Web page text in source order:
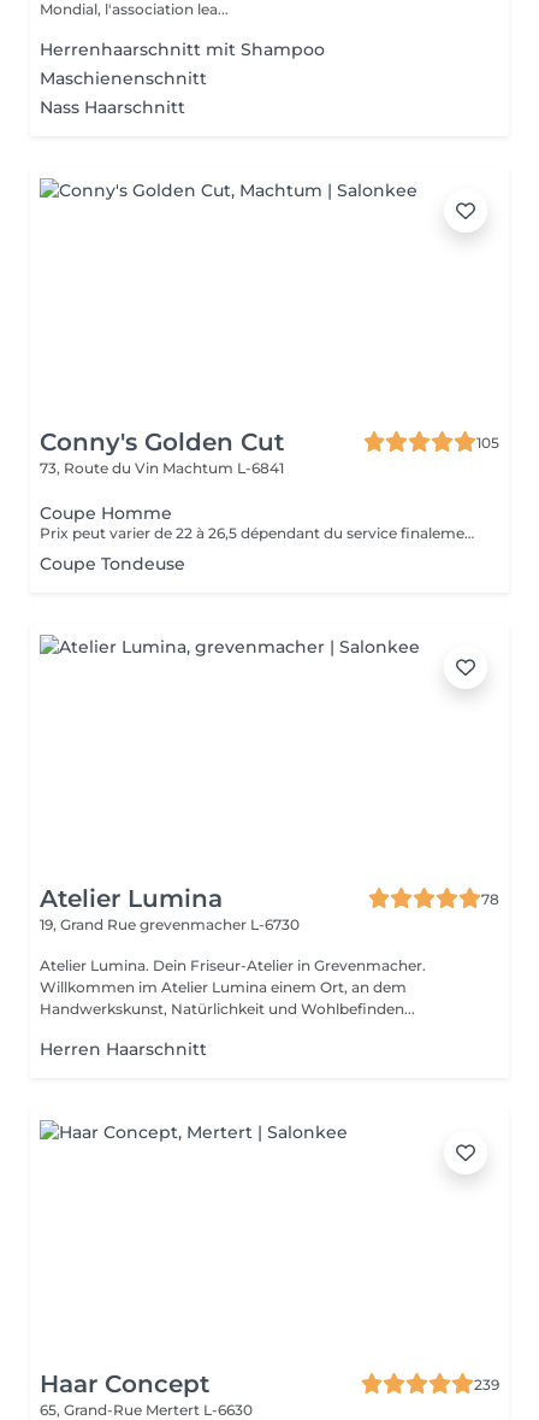
Mondial, l'association lea...
Herrenhaarschnitt mit Shampoo
Maschienenschnitt
Nass Haarschnitt
Conny's Golden Cut
105
73, Route du Vin Machtum L-6841
Coupe Homme
Prix peut varier de 22 à 26,5 dépendant du service finalement presté (Coupe Fins, Coupe Normale ou Coupe Nettoyage).
Coupe Tondeuse
Atelier Lumina
78
19, Grand Rue grevenmacher L-6730
Atelier Lumina. Dein Friseur-Atelier in Grevenmacher.
Willkommen im Atelier Lumina einem Ort, an dem
Handwerkskunst, Natürlichkeit und Wohlbefinden...
Herren Haarschnitt
Haar Concept
239
65, Grand-Rue Mertert L-6630